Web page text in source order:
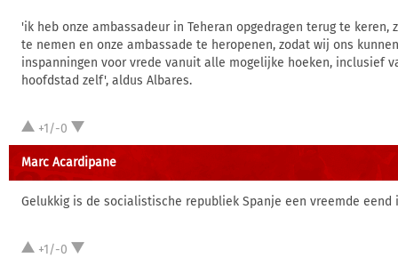
'ik heb onze ambassadeur in Teheran opgedragen terug te keren,
te nemen en onze ambassade te heropenen, zodat wij ons
inspanningen voor vrede vanuit alle mogelijke hoeken, inclusief
hoofdstad zelf', aldus Albares.
+1/-0
Marc Acardipane
Gelukkig is de socialistische republiek Spanje een vreemde eend
+1/-0